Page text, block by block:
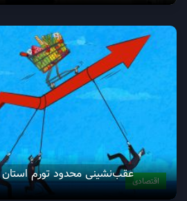
اقتصادیعقب‌نشینی محدود تورم استان